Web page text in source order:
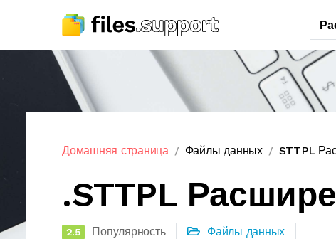
Домашняя страница Файлы данных STTPL
.STTPL
2.5 Популярность Файлы данных